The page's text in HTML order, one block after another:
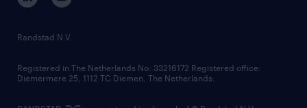
randstad innovation fund
country websites
Randstad N.V.
Registered in The Netherlands No: 33216172 Registered office:
Diemermere 25, 1112 TC Diemen, The Netherlands.